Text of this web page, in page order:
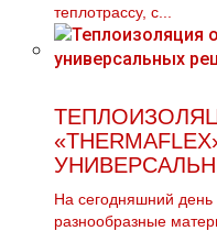
теплотрассу, с...
На сегодняшний день
разнообразные